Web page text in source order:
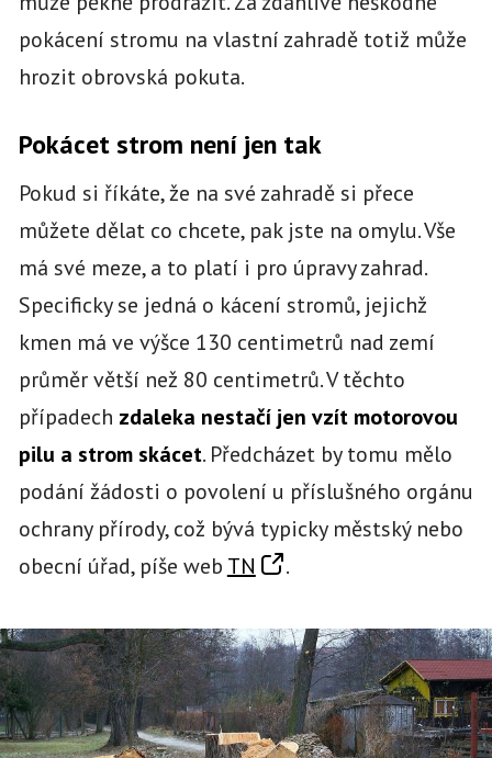
pokácení stromu na vlastní zahradě totiž může
hrozit obrovská pokuta.
Pokácet strom není jen tak
Pokud si říkáte, že na své zahradě si přece
můžete dělat co chcete, pak jste na omylu. Vše
má své meze, a to platí i pro úpravy zahrad.
Specificky se jedná o kácení stromů, jejichž
kmen má ve výšce 130 centimetrů nad zemí
průměr větší než 80 centimetrů. V těchto
případech zdaleka nestačí jen vzít motorovou
pilu a strom skácet. Předcházet by tomu mělo
podání žádosti o povolení u příslušného orgánu
ochrany přírody, což bývá typicky městský nebo
obecní úřad, píše web TN .